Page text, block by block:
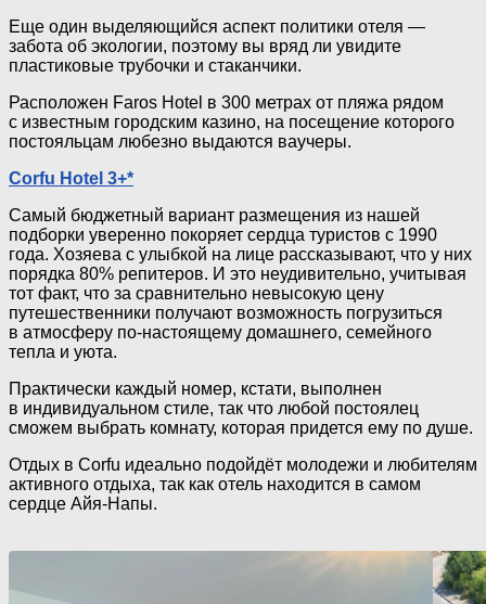
Еще один выделяющийся аспект политики отеля —
забота об экологии, поэтому вы вряд ли увидите
пластиковые трубочки и стаканчики.
Расположен Faros Hotel в 300 метрах от пляжа рядом
с известным городским казино, на посещение которого
постояльцам любезно выдаются ваучеры.
Corfu Hotel 3+*
Самый бюджетный вариант размещения из нашей
подборки уверенно покоряет сердца туристов с 1990
года. Хозяева с улыбкой на лице рассказывают, что у них
порядка 80% репитеров. И это неудивительно, учитывая
тот факт, что за сравнительно невысокую цену
путешественники получают возможность погрузиться
в атмосферу по-настоящему домашнего, семейного
тепла и уюта.
Практически каждый номер, кстати, выполнен
в индивидуальном стиле, так что любой постоялец
сможем выбрать комнату, которая придется ему по душе.
Отдых в Corfu идеально подойдёт молодежи и любителям
активного отдыха, так как отель находится в самом
сердце Айя-Напы.